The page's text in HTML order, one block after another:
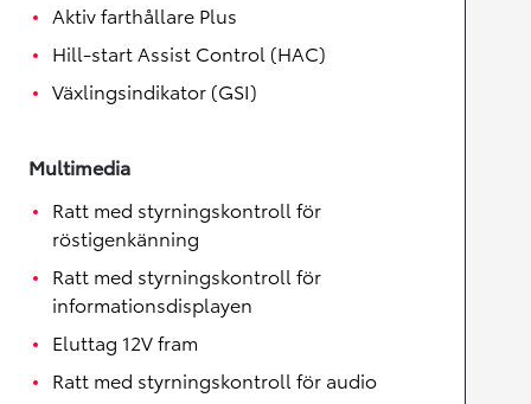
Aktiv farthållare Plus
Hill-start Assist Control (HAC)
Växlingsindikator (GSI)
Multimedia
Ratt med styrningskontroll för
röstigenkänning
Ratt med styrningskontroll för
informationsdisplayen
Eluttag 12V fram
Ratt med styrningskontroll för audio